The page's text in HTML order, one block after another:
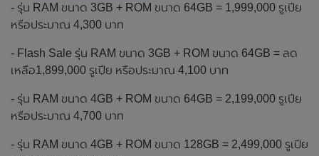
- รุ่น RAM ขนาด 3GB + ROM ขนาด 64GB = 1,999,000 รูเปีย
หรือประมาณ 4,300 บาท
- Flash Sale รุ่น RAM ขนาด 3GB + ROM ขนาด 64GB = ลด
เหลือ1,899,000 รูเปีย หรือประมาณ 4,100 บาท
- รุ่น RAM ขนาด 4GB + ROM ขนาด 64GB = 2,199,000 รูเปีย
หรือประมาณ 4,700 บาท
- รุ่น RAM ขนาด 4GB + ROM ขนาด 128GB = 2,499,000 รูเปีย